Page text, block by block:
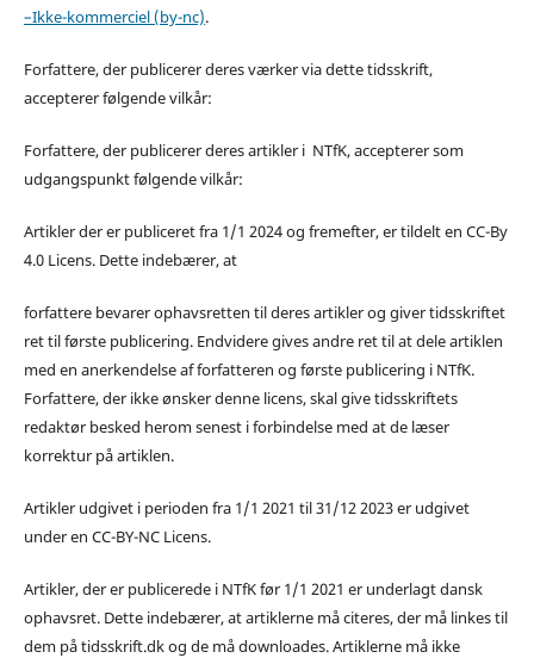
–Ikke-kommerciel (by-nc).
Forfattere, der publicerer deres værker via dette tidsskrift,
accepterer følgende vilkår:
Forfattere, der publicerer deres artikler i NTfK, accepterer som
udgangspunkt følgende vilkår:
Artikler der er publiceret fra 1/1 2024 og fremefter, er tildelt en CC-By
4.0 Licens. Dette indebærer, at
forfattere bevarer ophavsretten til deres artikler og giver tidsskriftet
ret til første publicering. Endvidere gives andre ret til at dele artiklen
med en anerkendelse af forfatteren og første publicering i NTfK.
Forfattere, der ikke ønsker denne licens, skal give tidsskriftets
redaktør besked herom senest i forbindelse med at de læser
korrektur på artiklen.
Artikler udgivet i perioden fra 1/1 2021 til 31/12 2023 er udgivet
under en CC-BY-NC Licens.
Artikler, der er publicerede i NTfK før 1/1 2021 er underlagt dansk
ophavsret. Dette indebærer, at artiklerne må citeres, der må linkes til
dem på tidsskrift.dk og de må downloades. Artiklerne må ikke